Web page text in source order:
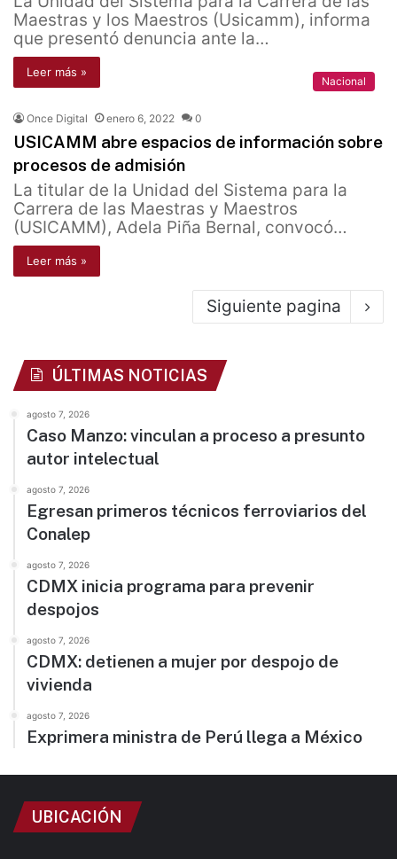
Maestras y los Maestros (Usicamm), informa
que presentó denuncia ante la…
Leer más »
Nacional
Once Digital enero 6, 2022 0
USICAMM abre espacios de información sobre
procesos de admisión
La titular de la Unidad del Sistema para la
Carrera de las Maestras y Maestros
(USICAMM), Adela Piña Bernal, convocó…
Leer más »
Siguiente pagina
ÚLTIMAS NOTICIAS
agosto 7, 2026
Caso Manzo: vinculan a proceso a presunto
autor intelectual
agosto 7, 2026
Egresan primeros técnicos ferroviarios del
Conalep
agosto 7, 2026
CDMX inicia programa para prevenir
despojos
agosto 7, 2026
CDMX: detienen a mujer por despojo de
vivienda
agosto 7, 2026
Exprimera ministra de Perú llega a México
UBICACIÓN